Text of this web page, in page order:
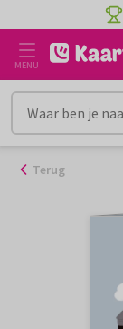
naar
inhoud
MENU
Terug